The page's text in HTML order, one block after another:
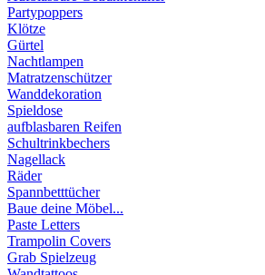
Partypoppers
Klötze
Gürtel
Nachtlampen
Matratzenschützer
Wanddekoration
Spieldose
aufblasbaren Reifen
Schultrinkbechers
Nagellack
Räder
Spannbetttücher
Baue deine Möbel...
Paste Letters
Trampolin Covers
Grab Spielzeug